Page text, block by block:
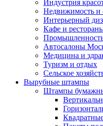
Индустрия
Недвижимость и
Интерьерный
Кафе и
Автосалоны
Медицина и
Туризм и отдых
Сельское
Вырубные штампы
Штампы